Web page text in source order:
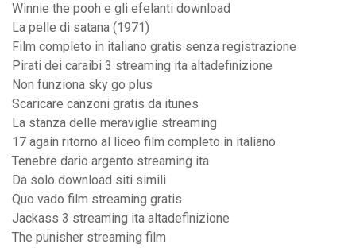
Winnie the pooh e gli efelanti download
La pelle di satana (1971)
Film completo in italiano gratis senza registrazione
Pirati dei caraibi 3 streaming ita altadefinizione
Non funziona sky go plus
Scaricare canzoni gratis da itunes
La stanza delle meraviglie streaming
17 again ritorno al liceo film completo in italiano
Tenebre dario argento streaming ita
Da solo download siti simili
Quo vado film streaming gratis
Jackass 3 streaming ita altadefinizione
The punisher streaming film